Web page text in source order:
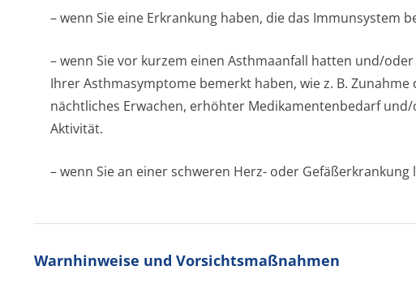
– wenn Sie eine Erkrankung haben, die das Immunsystem
– wenn Sie vor kurzem einen Asthmaanfall hatten und/
Ihrer Asthmasymptome bemerkt haben, wie z. B.
nächtliches Erwachen, erhöhter Medikamentenbedarf
Aktivität.
– wenn Sie an einer schweren Herz- oder Gefäßerkrankung
Warnhinweise und Vorsichtsmaßnahmen